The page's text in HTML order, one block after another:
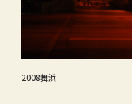
2008舞浜